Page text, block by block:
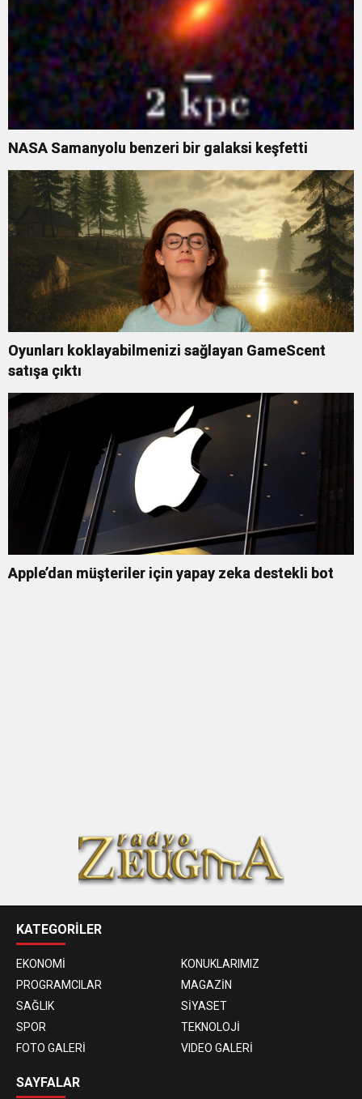
NASA Samanyolu benzeri bir galaksi keşfetti
Oyunları koklayabilmenizi sağlayan GameScent
satışa çıktı
Apple’dan müşteriler için yapay zeka destekli bot
KATEGORİLER
EKONOMİ
KONUKLARIMIZ
PROGRAMCILAR
MAGAZİN
SAĞLIK
SİYASET
SPOR
TEKNOLOJİ
FOTO GALERİ
VIDEO GALERİ
SAYFALAR